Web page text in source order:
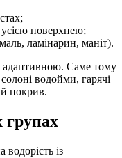
усією поверхнею;
ламінарин, маніт).
адаптивною. Саме тому
солоні водойми, гарячі
покрив.
групах
водорість із